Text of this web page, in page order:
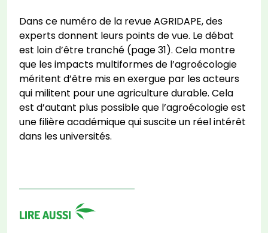
Dans ce numéro de la revue AGRIDAPE, des
experts donnent leurs points de vue. Le débat
est loin d’être tranché (page 31). Cela montre
que les impacts multiformes de l’agroécologie
méritent d’être mis en exergue par les acteurs
qui militent pour une agriculture durable. Cela
est d’autant plus possible que l’agroécologie est
une filière académique qui suscite un réel intérêt
dans les universités.
LIRE AUSSI